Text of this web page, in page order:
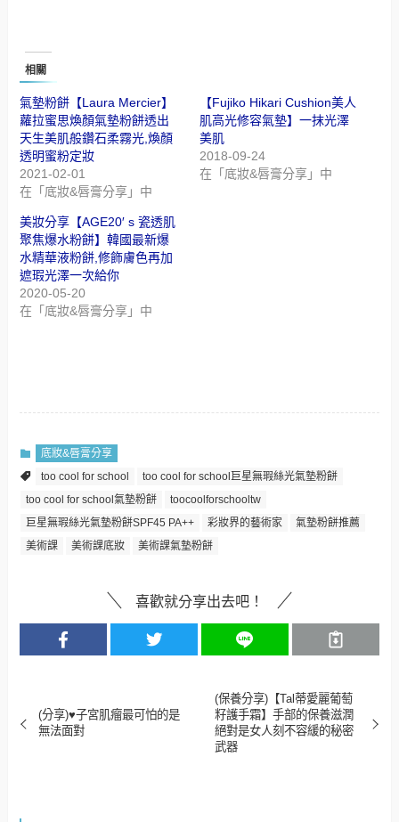
相關
氣墊粉餅【Laura Mercier】
蘿拉蜜思煥顏氣墊粉餅透出
天生美肌般鑽石柔霧光,煥顏
透明蜜粉定妝
2021-02-01
在「底妝&唇膏分享」中
【Fujiko Hikari Cushion美人
肌高光修容氣墊】一抹光澤
美肌
2018-09-24
在「底妝&唇膏分享」中
美妝分享【AGE20′ s 瓷透肌
聚焦爆水粉餅】韓國最新爆
水精華液粉餅,修飾膚色再加
遮瑕光澤一次給你
2020-05-20
在「底妝&唇膏分享」中
底妝&唇膏分享
too cool for school
too cool for school巨星無瑕絲光氣墊粉餅
too cool for school氣墊粉餅
toocoolforschooltw
巨星無瑕絲光氣墊粉餅SPF45 PA++
彩妝界的藝術家
氣墊粉餅推薦
美術課
美術課底妝 美術課氣墊粉餅
喜歡就分享出去吧！
(分享)♥子宮肌瘤最可怕的是
無法面對
(保養分享)【Tal蒂愛麗葡萄
籽護手霜】手部的保養滋潤
絕對是女人刻不容緩的秘密
武器